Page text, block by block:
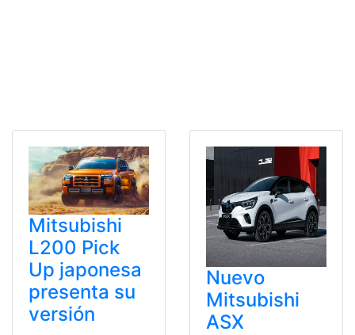
Mitsubishi
L200 Pick
Up japonesa
presenta su
versión
Nuevo
Mitsubishi
ASX